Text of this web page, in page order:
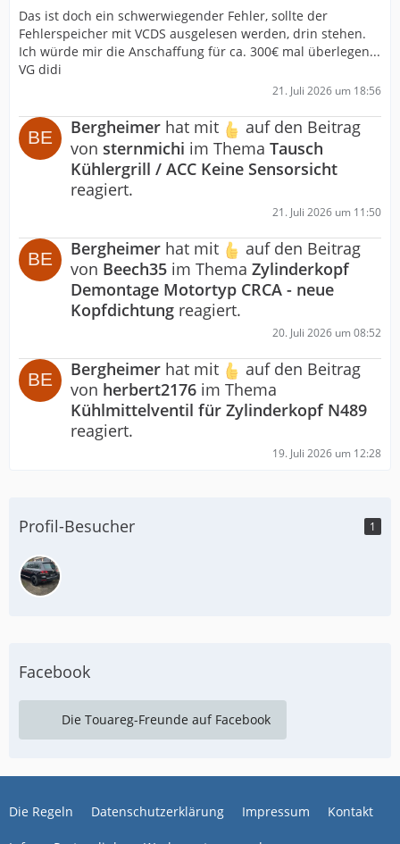
Das ist doch ein schwerwiegender Fehler, sollte der
Fehlerspeicher mit VCDS ausgelesen werden, drin stehen.
Ich würde mir die Anschaffung für ca. 300€ mal überlegen...
VG didi
21. Juli 2026 um 18:56
Bergheimer hat mit
auf den Beitrag
von sternmichi im Thema Tausch
Kühlergrill / ACC Keine Sensorsicht
reagiert.
21. Juli 2026 um 11:50
Bergheimer hat mit
auf den Beitrag
von Beech35 im Thema Zylinderkopf
Demontage Motortyp CRCA - neue
Kopfdichtung reagiert.
20. Juli 2026 um 08:52
Bergheimer hat mit
auf den Beitrag
von herbert2176 im Thema
Kühlmittelventil für Zylinderkopf N489
reagiert.
19. Juli 2026 um 12:28
Profil-Besucher 1
Facebook
Die Touareg-Freunde auf Facebook
Die Regeln Datenschutzerklärung Impressum Kontakt